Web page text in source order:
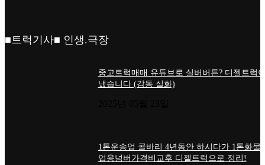
■트럭기사■ 인생.극장
중고트럭매매 유튜브로 실버버튼? 디젤트럭
냈습니다 (감동 실화)
1톤운송업 콜바리 4년동안 하시다가 1톤화물
업용넘버가격비교후 디젤트럭으로 정리!